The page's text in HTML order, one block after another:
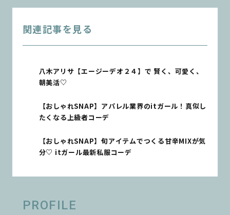
関連記事を見る
八木アリサ【エージーデオ２４】で 賢く、可愛く、
朝美活♡
【おしゃれSNAP】アパレル業界のitガール！真似し
たくなる上級者コーデ
【おしゃれSNAP】旬アイテムでつくる甘辛MIXが気
分♡ itガール最新私服コーデ
PROFILE